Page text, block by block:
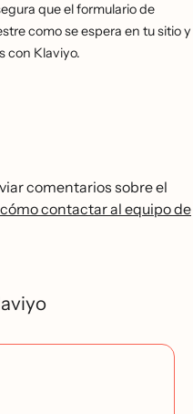
que el formulario de
como se espera en tu sitio y
con Klaviyo.
comentarios sobre el
contactar al equipo de